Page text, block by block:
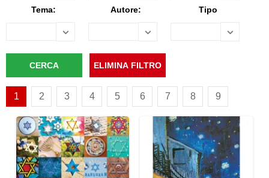
Tema: Autore: Tipo
1 2 3 4 5 6 7 8 9